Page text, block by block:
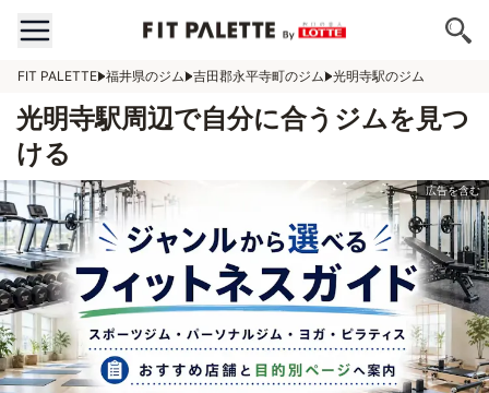
FIT PALETTE 福井県のジム 吉田郡永平寺町のジム 光明寺駅のジム
光明寺駅周辺で自分に合うジムを見つ
ける